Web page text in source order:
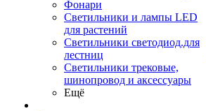
Фонари
Светильники и лампы LED
для растений
Светильники светодиод.для
лестниц
Светильники трековые,
шинопровод и аксессуары
Ещё